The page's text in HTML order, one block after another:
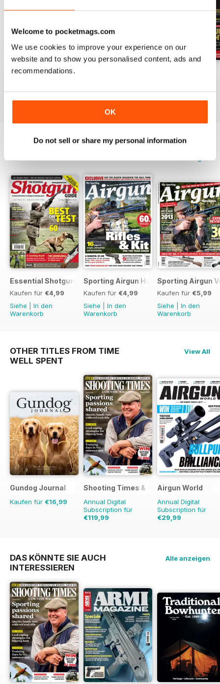
Welcome to pocketmags.com
We use cookies to improve your experience on our
website and to show you personalised content, ads and
recommendations.
OK
Do not sell or share my personal information
October-25
Essential Shotgun
Kaufen für €4,99
Siehe
In den
Warenkorb
Sporting Airgun Hand
Kaufen für €4,99
Siehe
In den
Warenkorb
Sporting Airgun
Kaufen für €5,99
Siehe
In den
Warenkorb
OTHER TITLES FROM TIME
WELL SPENT
View All
Gundog Journal
Kaufen für €16,99
Shooting Times & Country
Annual Digital
Subscription für
€119,99
Airgun World
Annual Digital
Subscription für
€29,99
DAS KÖNNTE SIE AUCH
INTERESSIEREN
Alle anzeigen